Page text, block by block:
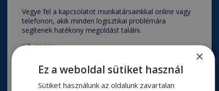
Vegye fel a kapcsolatot munkatársainkkal online vagy
telefonon, akik minden logisztikai problémára
segítenek hatékony megoldást találni.
BŐVEBBEN
×
Ez a weboldal sütiket használ
Sütiket használunk az oldalunk zavartalan